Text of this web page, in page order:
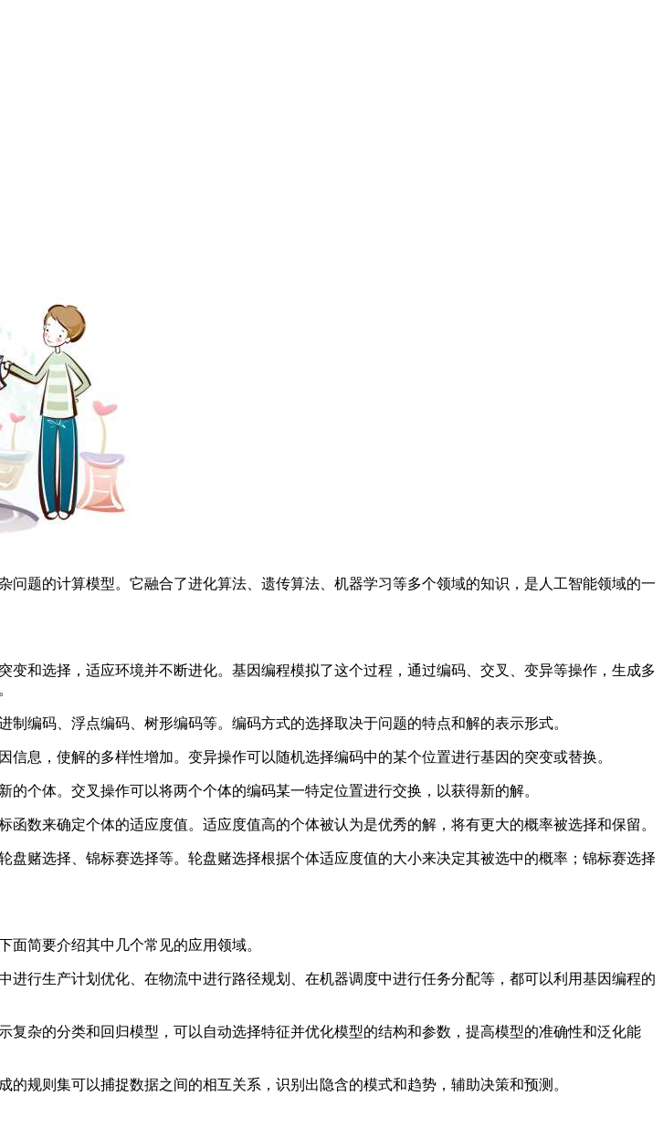
题的计算模型。它融合了进化算法、遗传算法、机器学习等多个领域的知识，是人工智能领域的一
和选择，适应环境并不断进化。基因编程模拟了这个过程，通过编码、交叉、变异等操作，生成多
编码、浮点编码、树形编码等。编码方式的选择取决于问题的特点和解的表示形式。
息，使解的多样性增加。变异操作可以随机选择编码中的某个位置进行基因的突变或替换。
个体。交叉操作可以将两个个体的编码某一特定位置进行交换，以获得新的解。
数来确定个体的适应度值。适应度值高的个体被认为是优秀的解，将有更大的概率被选择和保留。
赌选择、锦标赛选择等。轮盘赌选择根据个体适应度值的大小来决定其被选中的概率；锦标赛选择
简要介绍其中几个常见的应用领域。
行生产计划优化、在物流中进行路径规划、在机器调度中进行任务分配等，都可以利用基因编程的
杂的分类和回归模型，可以自动选择特征并优化模型的结构和参数，提高模型的准确性和泛化能
规则集可以捕捉数据之间的相互关系，识别出隐含的模式和趋势，辅助决策和预测。